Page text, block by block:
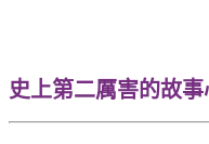
史上第二厲害的故事